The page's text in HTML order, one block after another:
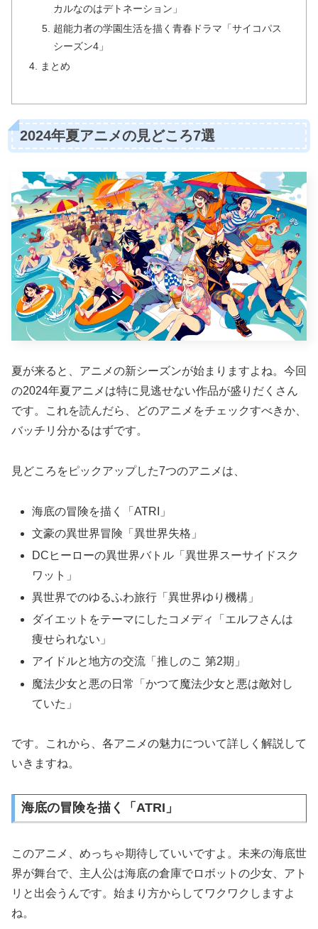
カルなのはデトネーション」
超能力者の学園生活を描く青春ドラマ「サイコパス
シーズン4」
まとめ
2024年夏アニメの見どころ7選
夏が来ると、アニメの新シーズンが始まりますよね。今回
の2024年夏アニメは特に見逃せない作品が盛りだくさん
です。これを読んだら、どのアニメをチェックすべきか、
バッチリ分かるはずです。
見どころをピックアップした7つのアニメは、
海底の冒険を描く「ATRI」
文豪の異世界冒険「異世界失格」
DCヒーローの異世界バトル「異世界スーサイドスク
ワット」
異世界でのゆるふわ旅行「異世界ゆり機構」
ダイエットをテーマにしたコメディ「エルフさんは
痩せられない」
アイドルと地方の交流「推しのこ 第2期」
魔法少女と悪の日常「かつて魔法少女と悪は敵対し
ていた」
です。これから、各アニメの魅力について詳しく解説して
いきますね。
海底の冒険を描く「ATRI」
このアニメ、めっちゃ期待していいですよ。未来の海底世
界が舞台で、主人公は海底の倉庫でロボットの少女、アト
リと出会うんです。始まり方からしてワクワクしますよ
ね。